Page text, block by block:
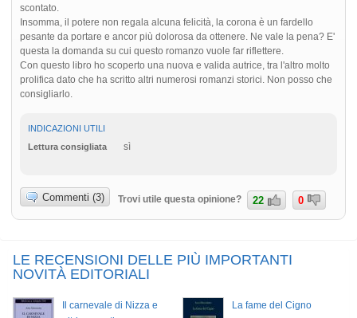
scontato.
Insomma, il potere non regala alcuna felicità, la corona è un fardello
pesante da portare e ancor più dolorosa da ottenere. Ne vale la pena? E'
questa la domanda su cui questo romanzo vuole far riflettere.
Con questo libro ho scoperto una nuova e valida autrice, tra l'altro molto
prolifica dato che ha scritto altri numerosi romanzi storici. Non posso che
consigliarlo.
INDICAZIONI UTILI
Lettura consigliata
sì
Commenti (3) Trovi utile questa opinione? 22 0
LE RECENSIONI DELLE PIÙ IMPORTANTI
NOVITÀ EDITORIALI
Il carnevale di Nizza e
La fame del Cigno